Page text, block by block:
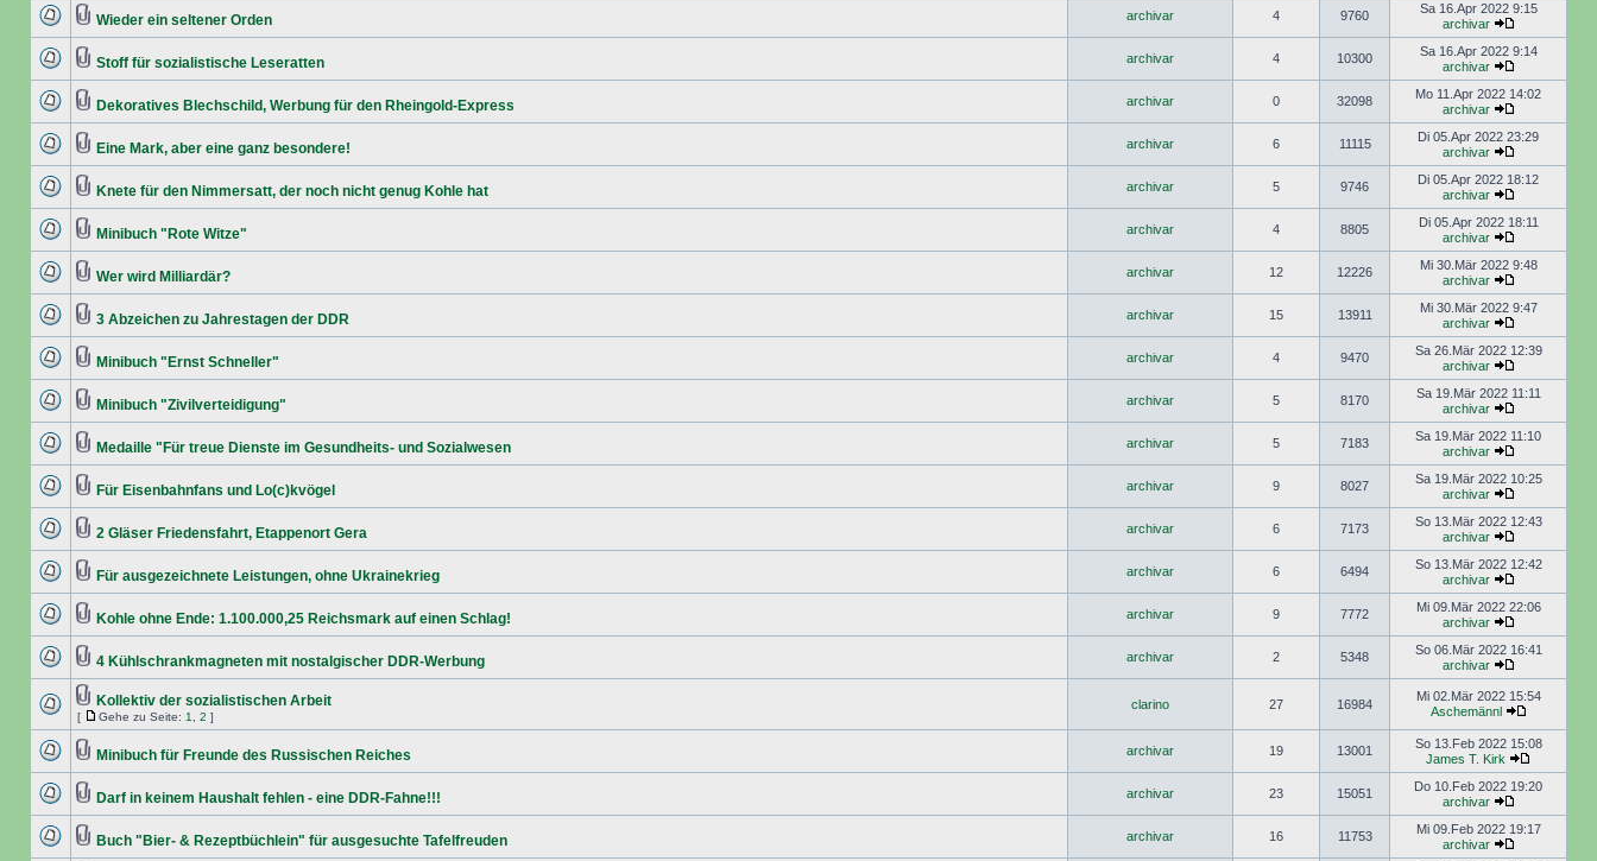
Wieder ein seltener Orden archivar 4 9760
Sa 16.Apr 2022 9:15
archivar
Stoff für sozialistische Leseratten archivar 4 10300
Sa 16.Apr 2022 9:14
archivar
Dekoratives Blechschild, Werbung für den Rheingold-Express archivar 0 32098
Mo 11.Apr 2022 14:02
archivar
Eine Mark, aber eine ganz besondere! archivar 6 11115
Di 05.Apr 2022 23:29
archivar
Knete für den Nimmersatt, der noch nicht genug Kohle hat archivar 5 9746
Di 05.Apr 2022 18:12
archivar
Minibuch "Rote Witze" archivar 4 8805
Di 05.Apr 2022 18:11
archivar
Wer wird Milliardär? archivar 12 12226
Mi 30.Mär 2022 9:48
archivar
3 Abzeichen zu Jahrestagen der DDR archivar 15 13911
Mi 30.Mär 2022 9:47
archivar
Minibuch "Ernst Schneller" archivar 4 9470
Sa 26.Mär 2022 12:39
archivar
Minibuch "Zivilverteidigung" archivar 5 8170
Sa 19.Mär 2022 11:11
archivar
Medaille "Für treue Dienste im Gesundheits- und Sozialwesen archivar 5 7183
Sa 19.Mär 2022 11:10
archivar
Für Eisenbahnfans und Lo(c)kvögel archivar 9 8027
Sa 19.Mär 2022 10:25
archivar
2 Gläser Friedensfahrt, Etappenort Gera archivar 6 7173
So 13.Mär 2022 12:43
archivar
Für ausgezeichnete Leistungen, ohne Ukrainekrieg archivar 6 6494
So 13.Mär 2022 12:42
archivar
Kohle ohne Ende: 1.100.000,25 Reichsmark auf einen Schlag! archivar 9 7772
Mi 09.Mär 2022 22:06
archivar
4 Kühlschrankmagneten mit nostalgischer DDR-Werbung archivar 2 5348
So 06.Mär 2022 16:41
archivar
Kollektiv der sozialistischen Arbeit
[ Gehe zu Seite: 1 2 ]
clarino 27 16984
Mi 02.Mär 2022 15:54
Aschemännl
Minibuch für Freunde des Russischen Reiches archivar 19 13001
So 13.Feb 2022 15:08
James T. Kirk
Darf in keinem Haushalt fehlen - eine DDR-Fahne!!! archivar 23 15051
Do 10.Feb 2022 19:20
archivar
Buch "Bier- & Rezeptbüchlein" für ausgesuchte Tafelfreuden archivar 16 11753
Mi 09.Feb 2022 19:17
archivar